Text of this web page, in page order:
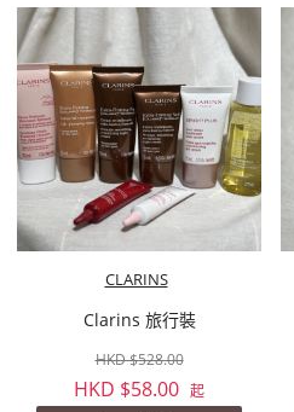
CLARINS
Clarins 旅行裝
HKD $528.00
HKD $58.00 起